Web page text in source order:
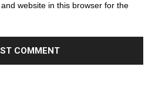
website in this browser for the